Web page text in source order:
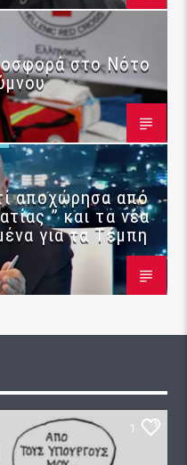
στο Νότο
αποχώρησα από
” και τα νέα
για τα Τέμπη
1